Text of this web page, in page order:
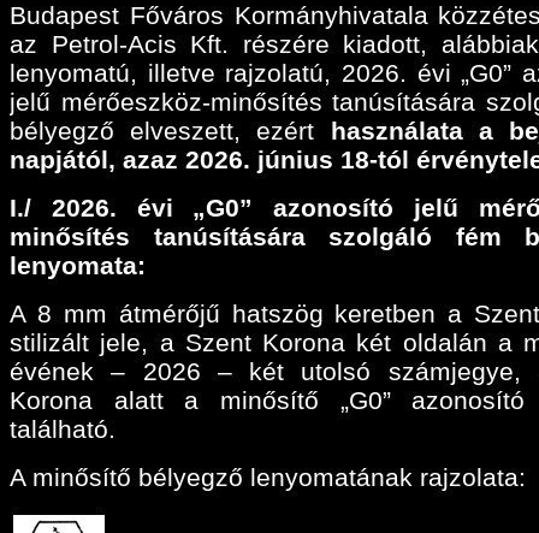
Budapest Főváros Kormányhivatala
az Petrol-Acis Kft. részére kiadott,
lenyomatú, illetve rajzolatú, 2026. évi „G0”
jelű mérőeszköz-minősítés tanúsítására
bélyegző elveszett, ezért használata a
napjától, azaz 2026. június 18-tól
I./ 2026. évi „G0” azonosító jelű
minősítés tanúsítására szolgáló fém
lenyomata:
A 8 mm átmérőjű hatszög keretben a
stilizált jele, a Szent Korona két oldalán a
évének – 2026 – két utolsó számjegye,
Korona alatt a minősítő „G0” azonosító
található.
A minősítő bélyegző lenyomatának rajzolata: